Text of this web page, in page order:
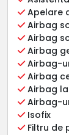
Apelare
Airbag
Airbag
Airbag
Airbag-
Airbag
Airbag
Airbag-
Isofix
Filtru de